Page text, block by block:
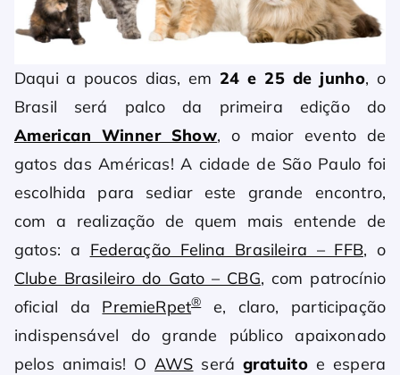
Daqui a poucos dias, em 24 e 25 de junho, o
Brasil será palco da primeira edição do
American Winner Show, o maior evento de
gatos das Américas! A cidade de São Paulo foi
escolhida para sediar este grande encontro,
com a realização de quem mais entende de
gatos: a Federação Felina Brasileira – FFB, o
Clube Brasileiro do Gato – CBG, com patrocínio
oficial da PremieRpet®e, claro, participação
indispensável do grande público apaixonado
pelos animais! OAWS serágratuito e espera